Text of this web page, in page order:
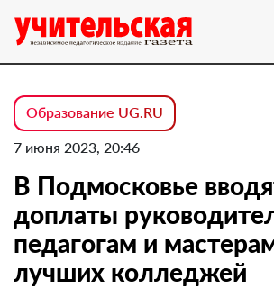
Образование UG.RU
7 июня 2023, 20:46
В Подмосковье
доплаты
педагогам и
лучших колледжей